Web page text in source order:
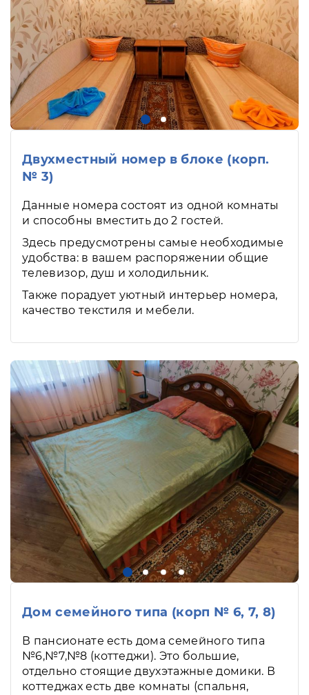
Двухместный номер в блоке (корп.
№ 3)
Данные номера состоят из одной комнаты
и способны вместить до 2 гостей.
Здесь предусмотрены самые необходимые
удобства: в вашем распоряжении общие
телевизор, душ и холодильник.
Также порадует уютный интерьер номера,
качество текстиля и мебели.
Дом семейного типа (корп № 6, 7, 8)
В пансионате есть дома семейного типа
№6,№7,№8 (коттеджи). Это большие,
отдельно стоящие двухэтажные домики. В
коттеджах есть две комнаты (спальня,